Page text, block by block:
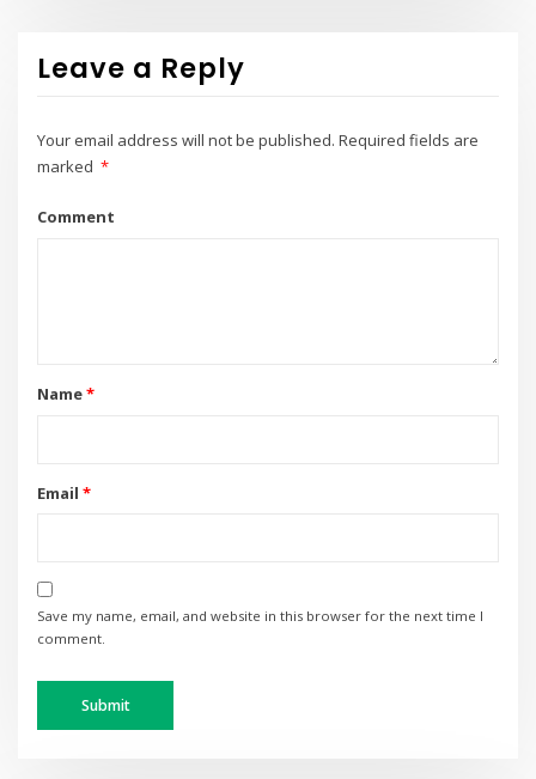
Leave a Reply
Your email address will not be published. Required fields are
marked *
Comment
Name*
Email *
Save my name, email, and website in this browser for the next time I
comment.